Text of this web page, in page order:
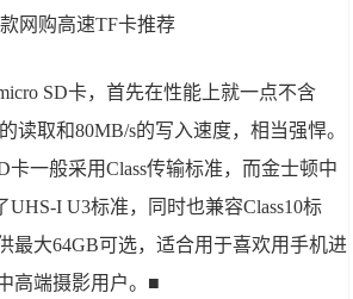
SD卡，首先在性能上就一点不含
读取和80MB/s的写入速度，相当强悍。
卡一般采用Class传输标准，而金士顿中
UHS-I U3标准，同时也兼容Class10标
最大64GB可选，适合用于喜欢用手机进
高端摄影用户。■